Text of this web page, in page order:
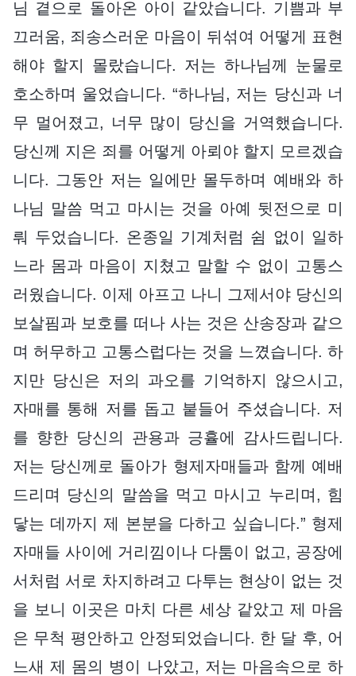
님 곁으로 돌아온 아이 같았습니다. 기쁨과 부
끄러움, 죄송스러운 마음이 뒤섞여 어떻게 표현
해야 할지 몰랐습니다. 저는 하나님께 눈물로
호소하며 울었습니다. “하나님, 저는 당신과 너
무 멀어졌고, 너무 많이 당신을 거역했습니다.
당신께 지은 죄를 어떻게 아뢰야 할지 모르겠습
니다. 그동안 저는 일에만 몰두하며 예배와 하
나님 말씀 먹고 마시는 것을 아예 뒷전으로 미
뤄 두었습니다. 온종일 기계처럼 쉼 없이 일하
느라 몸과 마음이 지쳤고 말할 수 없이 고통스
러웠습니다. 이제 아프고 나니 그제서야 당신의
보살핌과 보호를 떠나 사는 것은 산송장과 같으
며 허무하고 고통스럽다는 것을 느꼈습니다. 하
지만 당신은 저의 과오를 기억하지 않으시고,
자매를 통해 저를 돕고 붙들어 주셨습니다. 저
를 향한 당신의 관용과 긍휼에 감사드립니다.
저는 당신께로 돌아가 형제자매들과 함께 예배
드리며 당신의 말씀을 먹고 마시고 누리며, 힘
닿는 데까지 제 본분을 다하고 싶습니다.” 형제
자매들 사이에 거리낌이나 다툼이 없고, 공장에
서처럼 서로 차지하려고 다투는 현상이 없는 것
을 보니 이곳은 마치 다른 세상 같았고 제 마음
은 무척 평안하고 안정되었습니다. 한 달 후, 어
느새 제 몸의 병이 나았고, 저는 마음속으로 하